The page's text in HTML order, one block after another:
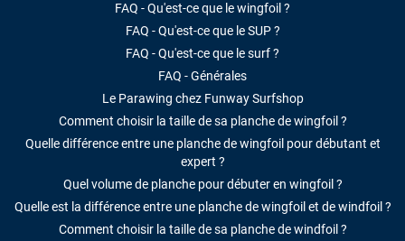
FAQ - Qu'est-ce que le wingfoil ?
FAQ - Qu'est-ce que le SUP ?
FAQ - Qu'est-ce que le surf ?
FAQ - Générales
Le Parawing chez Funway Surfshop
Comment choisir la taille de sa planche de wingfoil ?
Quelle différence entre une planche de wingfoil pour débutant et
expert ?
Quel volume de planche pour débuter en wingfoil ?
Quelle est la différence entre une planche de wingfoil et de windfoil ?
Comment choisir la taille de sa planche de windfoil ?